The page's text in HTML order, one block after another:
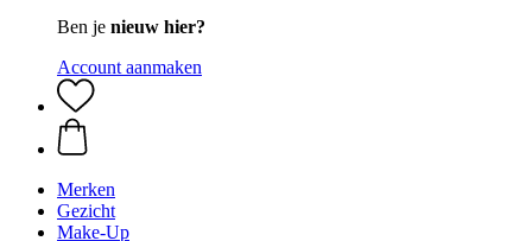
Ben je nieuw hier?
Account aanmaken
Merken
Gezicht
Make-Up